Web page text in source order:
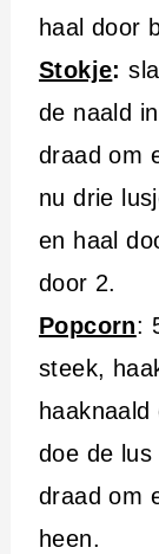
haal door
Stokje:
de naald
draad om
nu drie
en haal
door 2.
Popcorn:
steek,
doe de lus
draad om
heen.